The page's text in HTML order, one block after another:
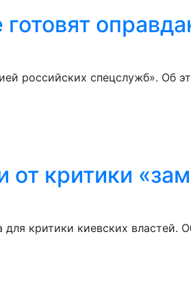
российских спецслужб». Об
критики
критики киевских властей.